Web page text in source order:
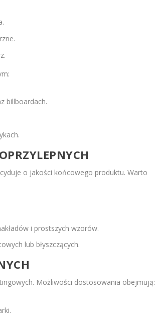
billboardach.
o jakości końcowego produktu. Warto
i prostszych wzorów.
lub błyszczących.
Możliwości dostosowania obejmują: